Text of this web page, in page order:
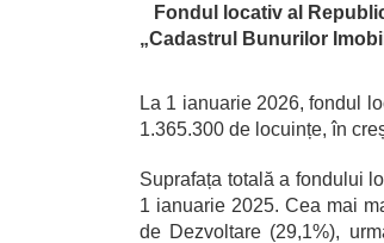
Fondul locativ al
„Cadastrul Bunurilor
La 1 ianuarie 2026, fondul
1.365.300 de locuințe, în
Suprafața totală a fondului
1 ianuarie 2025. Cea mai
de Dezvoltare (29,1%),